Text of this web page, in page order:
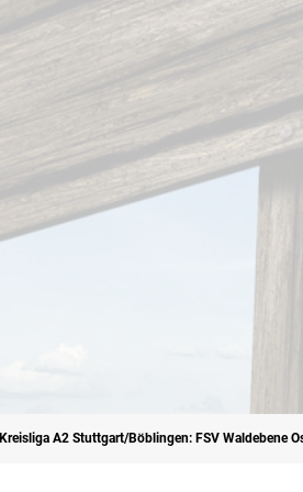
Kreisliga A2 Stuttgart/Böblingen: FSV Waldebene